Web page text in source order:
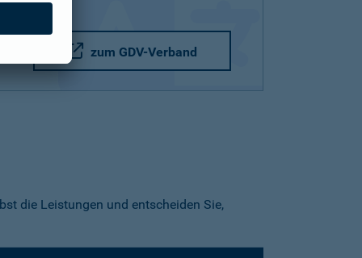
zum GDV-Verband
die Leistungen und entscheiden Sie,